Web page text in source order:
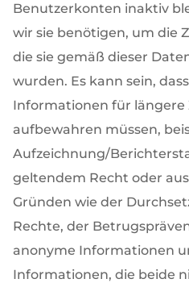
Benutzerkonten inaktiv
wir sie benötigen, um die
die sie gemäß dieser
wurden. Es kann sein,
Informationen für längere
aufbewahren müssen,
Aufzeichnung/
geltendem Recht oder
Gründen wie der
Rechte, der
anonyme Informationen
Informationen, die beide